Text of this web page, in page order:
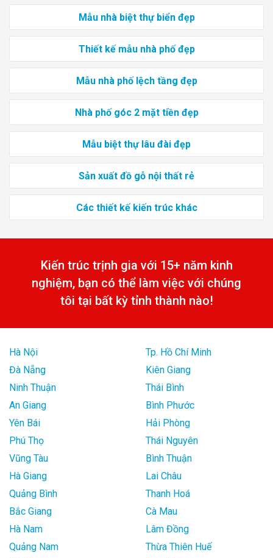
Mẫu nhà biệt thự biển đẹp
Thiết kế mẫu nhà phố đẹp
Mẫu nhà phố lệch tầng đẹp
Nhà phố góc 2 mặt tiền đẹp
Mẫu biệt thự lâu đài đẹp
Sản xuất đồ gỗ nội thất rẻ
Các thiết kế kiến trúc khác
Kiến trúc trịnh gia với 15+ năm kinh
nghiệm, bạn có thể làm việc với chúng
tôi tại bất kỳ tỉnh thành nào!
Hà Nội
Tp. Hồ Chí Minh
Đà Nẵng
Kiên Giang
Ninh Thuận
Thái Bình
An Giang
Bình Phước
Yên Bái
Hải Phòng
Phú Thọ
Thái Nguyên
Vũng Tàu
Bình Thuận
Hà Giang
Lai Châu
Quảng Bình
Thanh Hoá
Bắc Giang
Cà Mau
Hà Nam
Lâm Đồng
Quảng Nam
Thừa Thiên Huế